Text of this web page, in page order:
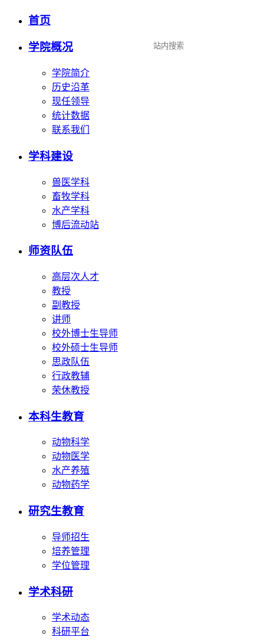
首页
学院概况
学院简介
历史沿革
现任领导
统计数据
联系我们
学科建设
兽医学科
畜牧学科
水产学科
博后流动站
师资队伍
高层次人才
教授
副教授
讲师
校外博士生导师
校外硕士生导师
思政队伍
行政教辅
荣休教授
本科生教育
动物科学
动物医学
水产养殖
动物药学
研究生教育
导师招生
培养管理
学位管理
学术科研
学术动态
科研平台